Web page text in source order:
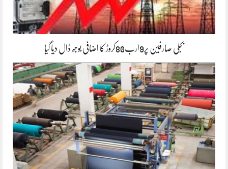
بجلی صارفین پر9ارب80کروڑ کا اضافی بوجھ ڈال دیا گیا